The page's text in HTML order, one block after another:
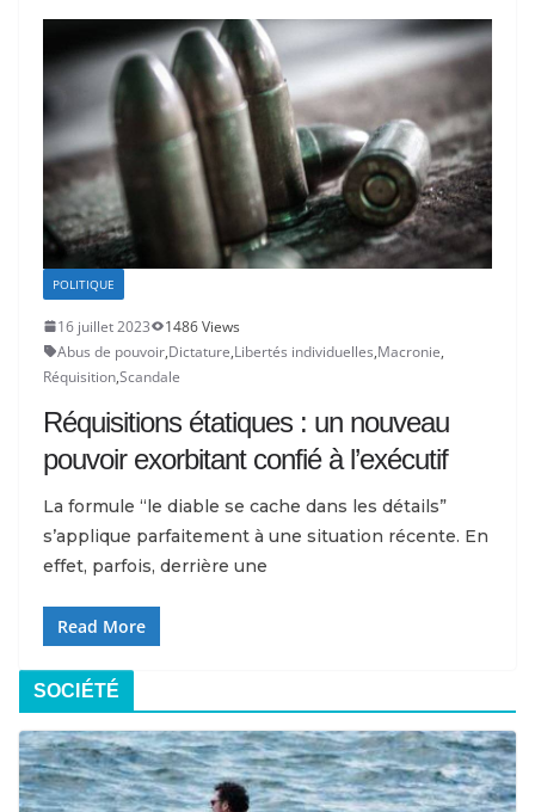
POLITIQUE
16 juillet 2023
1486 Views
Abus de pouvoir,Dictature,Libertés individuelles,Macronie,
Réquisition,Scandale
Réquisitions étatiques : un nouveau
pouvoir exorbitant confié à l’exécutif
La formule “le diable se cache dans les détails”
s’applique parfaitement à une situation récente. En
effet, parfois, derrière une
Read More
SOCIÉTÉ